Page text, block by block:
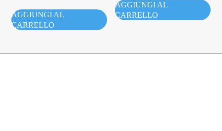
AGGIUNGI AL
CARRELLO
AGGIUNGI AL
CARRELLO